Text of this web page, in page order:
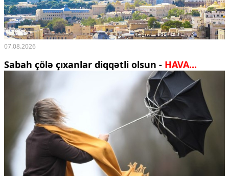
07.08.2026
Sabah çölə çıxanlar diqqətli olsun - HAVA...